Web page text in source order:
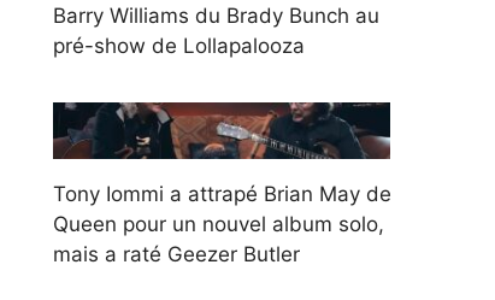
Barry Williams du Brady Bunch au
pré-show de Lollapalooza
Tony Iommi a attrapé Brian May de
Queen pour un nouvel album solo,
mais a raté Geezer Butler